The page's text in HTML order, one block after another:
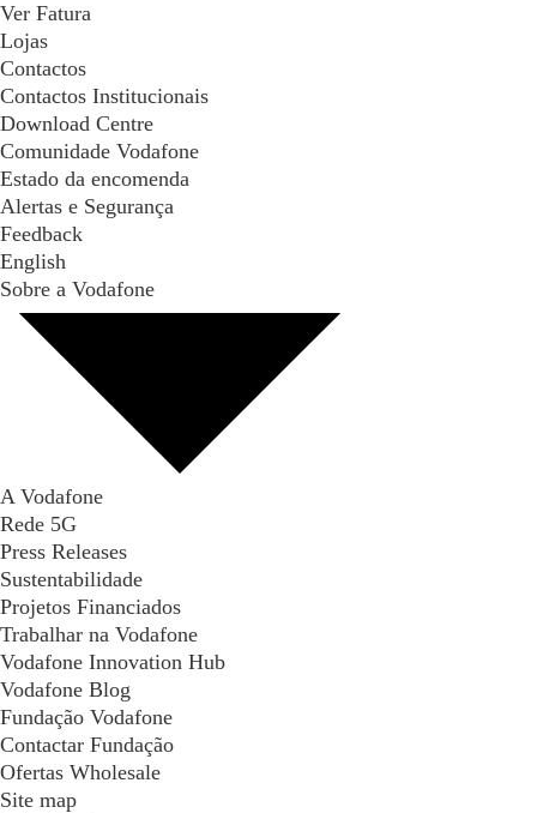
Ver Fatura
Lojas
Contactos
Contactos Institucionais
Download Centre
Comunidade Vodafone
Estado da encomenda
Alertas e Segurança
Feedback
English
Sobre a Vodafone
A Vodafone
Rede 5G
Press Releases
Sustentabilidade
Projetos Financiados
Trabalhar na Vodafone
Vodafone Innovation Hub
Vodafone Blog
Fundação Vodafone
Contactar Fundação
Ofertas Wholesale
Site map